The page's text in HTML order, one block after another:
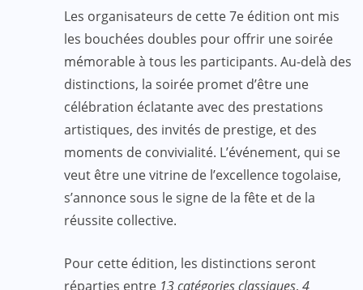
Les organisateurs de cette 7e édition ont mis
les bouchées doubles pour offrir une soirée
mémorable à tous les participants. Au-delà des
distinctions, la soirée promet d’être une
célébration éclatante avec des prestations
artistiques, des invités de prestige, et des
moments de convivialité. L’événement, qui se
veut être une vitrine de l’excellence togolaise,
s’annonce sous le signe de la fête et de la
réussite collective.
Pour cette édition, les distinctions seront
réparties entre 13 catégories classiques, 4